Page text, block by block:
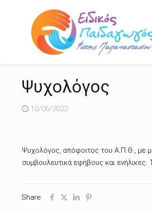
Ψυχολόγος
10/06/2022
Ψυχολόγος, απόφοιτος του Α.Π.Θ., με
συμβουλευτικά εφήβους και
Share